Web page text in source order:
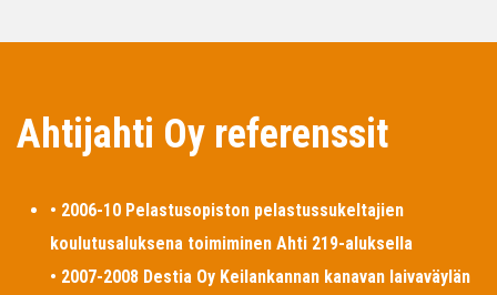
Ahtijahti Oy referenssit
• 2006-10 Pelastusopiston pelastussukeltajien
koulutusaluksena toimiminen Ahti 219-aluksella
• 2007-2008 Destia Oy Keilankannan kanavan laivaväylän